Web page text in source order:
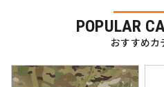
POPULAR
おすすめカ